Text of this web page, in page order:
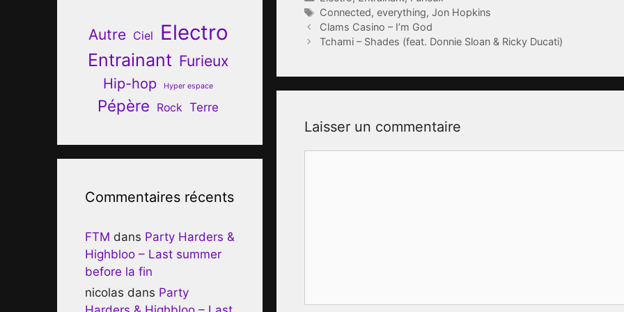
Étiquettes
Connected, everything, Jon Hopkins
Clams Casino – I’m God
Tchami – Shades (feat. Donnie Sloan & Ricky Ducati)
Laisser un commentaire
Autre Ciel Electro
Entrainant Furieux
Hip-hop Hyper espace
Pépère Rock Terre
Commentaires récents
FTM dans Party Harders &
Highbloo – Last summer
before la fin
nicolas dans Party